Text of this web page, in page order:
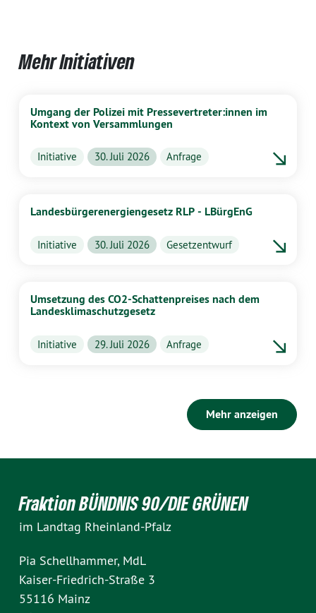
Mehr Initiativen
Umgang der Polizei mit Pressevertreter:innen im
Kontext von Versammlungen
Initiative 30. Juli 2026 Anfrage
Landesbürgerenergiengesetz RLP - LBürgEnG
Initiative 30. Juli 2026 Gesetzentwurf
Umsetzung des CO2-Schattenpreises nach dem
Landesklimaschutzgesetz
Initiative 29. Juli 2026 Anfrage
Mehr anzeigen
Fraktion BÜNDNIS 90/DIE GRÜNEN
im Landtag Rheinland-Pfalz
Pia Schellhammer, MdL
Kaiser-Friedrich-Straße 3
55116 Mainz